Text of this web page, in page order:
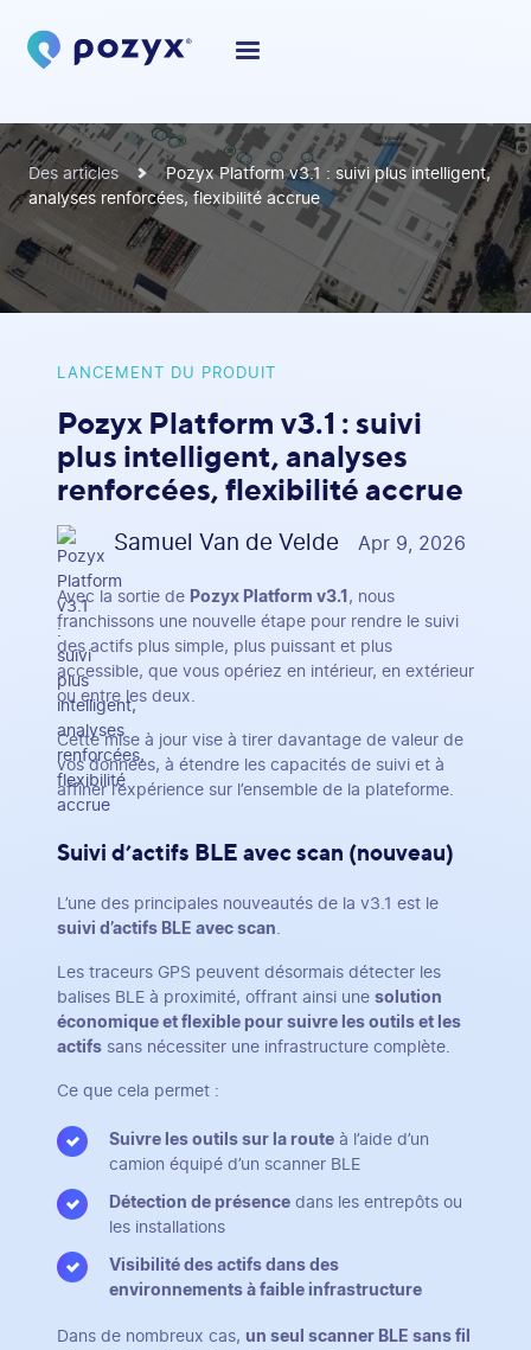
Des articles
Pozyx Platform v3.1 : suivi plus intelligent,
analyses renforcées, flexibilité accrue
LANCEMENT DU PRODUIT
Pozyx Platform v3.1 : suivi
plus intelligent, analyses
renforcées, flexibilité accrue
Samuel Van de Velde Apr 9, 2026
Avec la sortie de Pozyx Platform v3.1 , nous
franchissons une nouvelle étape pour rendre le suivi
des actifs plus simple, plus puissant et plus
accessible, que vous opériez en intérieur, en extérieur
ou entre les deux.
Cette mise à jour vise à tirer davantage de valeur de
vos données, à étendre les capacités de suivi et à
affiner l’expérience sur l’ensemble de la plateforme.
Suivi d’actifs BLE avec scan (nouveau)
L’une des principales nouveautés de la v3.1 est le
suivi d’actifs BLE avec scan.
Les traceurs GPS peuvent désormais détecter les
balises BLE à proximité, offrant ainsi une solution
économique et flexible pour suivre les outils et les
actifs sans nécessiter une infrastructure complète.
Ce que cela permet :
Suivre les outils sur la route à l’aide d’un
camion équipé d’un scanner BLE
Détection de présence dans les entrepôts ou
les installations
Visibilité des actifs dans des
environnements à faible infrastructure
Dans de nombreux cas, un seul scanner BLE sans fil